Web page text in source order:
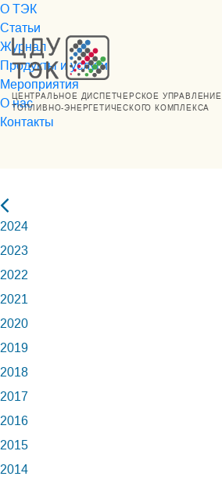
ЦЕНТРАЛЬНОЕ ДИСПЕТЧЕРСКОЕ УПРАВЛЕНИЕ
ТОПЛИВНО-ЭНЕРГЕТИЧЕСКОГО КОМПЛЕКСА
О ТЭК
Статьи
Журнал
Продукты и услуги
Мероприятия
О нас
Контакты
2024
2023
2022
2021
2020
2019
2018
2017
2016
2015
2014